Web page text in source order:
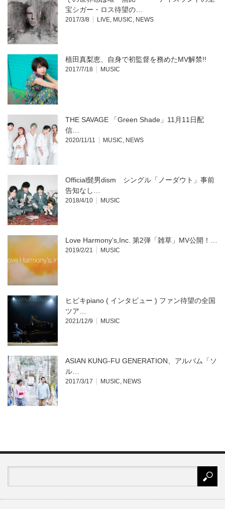
き
ま
す)
宝シガー・ロス待望の…
2017/3/8 LIVE MUSIC NEWS
植田真梨恵、自身で初監督を務めたMV解禁!!
2017/7/18 MUSIC
THE SAVAGE 「Green Shade」11月11日配
信…
2020/11/11 MUSIC NEWS
Official髭男dism シングル「ノーダウト」事前
告知なし…
2018/4/10 MUSIC
Love Harmony’s,Inc. 第2弾「雑草」MV公開！…
2019/2/21 MUSIC
ヒビキpiano ( インタビュー ) ファン待望の全国
ツア…
2021/12/9 MUSIC
ASIAN KUNG-FU GENERATION、アルバム「ソ
ル…
2017/3/17 MUSIC NEWS